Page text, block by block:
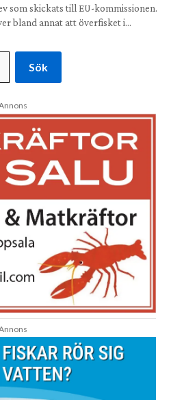
som skickats till EU-kommissionen.
bland annat att överfisket i…
Sök